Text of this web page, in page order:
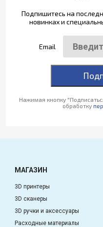
Подпишитесь на
новинках и
Email
Нажимая кнопку
обработку
МАГАЗИН
3D принтеры
3D сканеры
3D ручки и аксессуары
Расходные материалы